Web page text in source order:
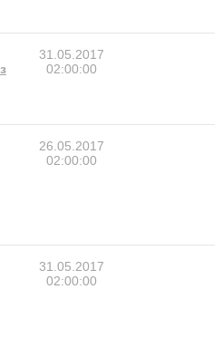
31.05.2017
02:00:00
26.05.2017
02:00:00
31.05.2017
02:00:00